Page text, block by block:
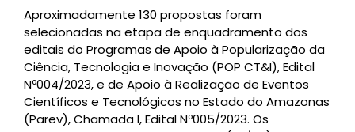
Aproximadamente 130 propostas foram
selecionadas na etapa de enquadramento dos
editais do Programas de Apoio à Popularização da
Ciência, Tecnologia e Inovação (POP CT&I), Edital
Nº004/2023, e de Apoio à Realização de Eventos
Científicos e Tecnológicos no Estado do Amazonas
(Parev), Chamada I, Edital Nº005/2023. Os